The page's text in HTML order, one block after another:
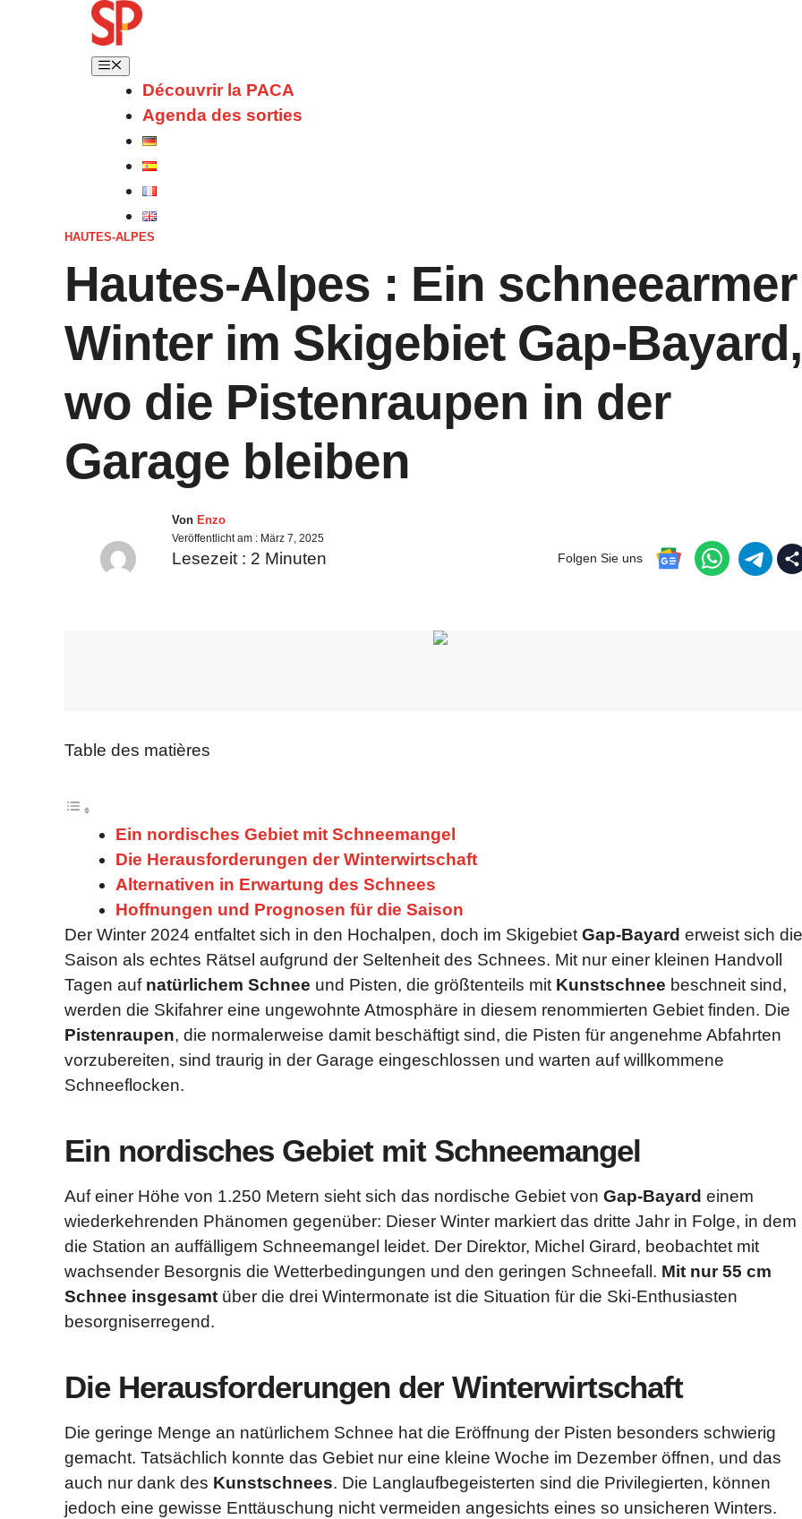
Découvrir la PACA
Agenda des sorties
HAUTES-ALPES
Hautes-Alpes : Ein schneearmer
Winter im Skigebiet Gap-Bayard,
wo die Pistenraupen in der
Garage bleiben
Von Enzo
Veröffentlicht am : März 7, 2025
Lesezeit : 2 Minuten Folgen Sie uns
Table des matières
Ein nordisches Gebiet mit Schneemangel
Die Herausforderungen der Winterwirtschaft
Alternativen in Erwartung des Schnees
Hoffnungen und Prognosen für die Saison
Der Winter 2024 entfaltet sich in den Hochalpen, doch im Skigebiet Gap-Bayard erweist sich die
Saison als echtes Rätsel aufgrund der Seltenheit des Schnees. Mit nur einer kleinen Handvoll
Tagen auf natürlichem Schnee und Pisten, die größtenteils mit Kunstschnee beschneit sind,
werden die Skifahrer eine ungewohnte Atmosphäre in diesem renommierten Gebiet finden. Die
Pistenraupen, die normalerweise damit beschäftigt sind, die Pisten für angenehme Abfahrten
vorzubereiten, sind traurig in der Garage eingeschlossen und warten auf willkommene
Schneeflocken.
Ein nordisches Gebiet mit Schneemangel
Auf einer Höhe von 1.250 Metern sieht sich das nordische Gebiet von Gap-Bayard einem
wiederkehrenden Phänomen gegenüber: Dieser Winter markiert das dritte Jahr in Folge, in dem
die Station an auffälligem Schneemangel leidet. Der Direktor, Michel Girard, beobachtet mit
wachsender Besorgnis die Wetterbedingungen und den geringen Schneefall. Mit nur 55 cm
Schnee insgesamt über die drei Wintermonate ist die Situation für die Ski-Enthusiasten
besorgniserregend.
Die Herausforderungen der Winterwirtschaft
Die geringe Menge an natürlichem Schnee hat die Eröffnung der Pisten besonders schwierig
gemacht. Tatsächlich konnte das Gebiet nur eine kleine Woche im Dezember öffnen, und das
auch nur dank des Kunstschnees. Die Langlaufbegeisterten sind die Privilegierten, können
jedoch eine gewisse Enttäuschung nicht vermeiden angesichts eines so unsicheren Winters.